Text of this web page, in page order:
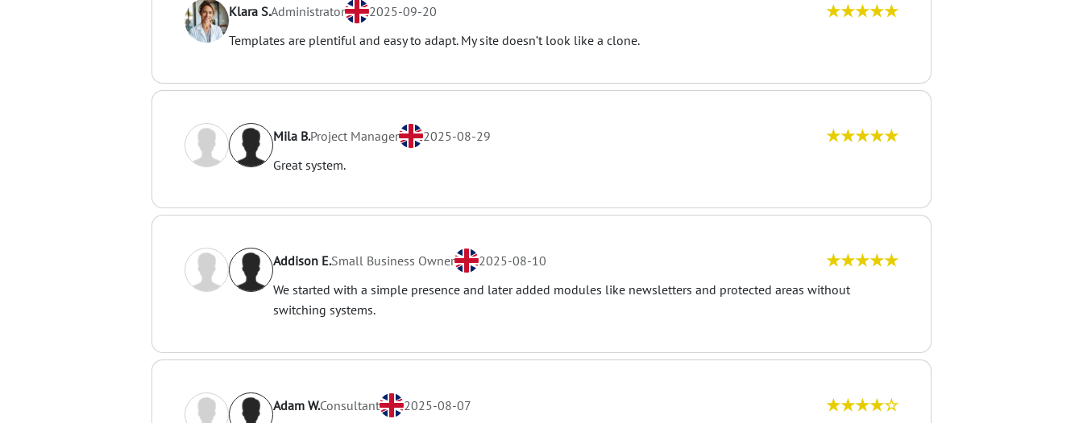
Klara S.Administrator 2025-09-20 ★★★★★
Templates are plentiful and easy to adapt. My site doesn’t look like a clone.
Mila B.Project Manager 2025-08-29 ★★★★★
Great system.
Addison E.Small Business Owner 2025-08-10 ★★★★★
We started with a simple presence and later added modules like newsletters and protected areas without
switching systems.
Adam W.Consultant 2025-08-07 ★★★★☆